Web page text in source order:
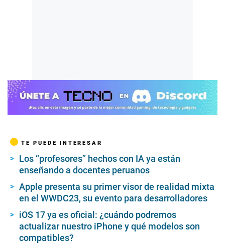
TE PUEDE INTERESAR
Los “profesores” hechos con IA ya están
enseñando a docentes peruanos
Apple presenta su primer visor de realidad mixta
en el WWDC23, su evento para desarrolladores
iOS 17 ya es oficial: ¿cuándo podremos
actualizar nuestro iPhone y qué modelos son
compatibles?